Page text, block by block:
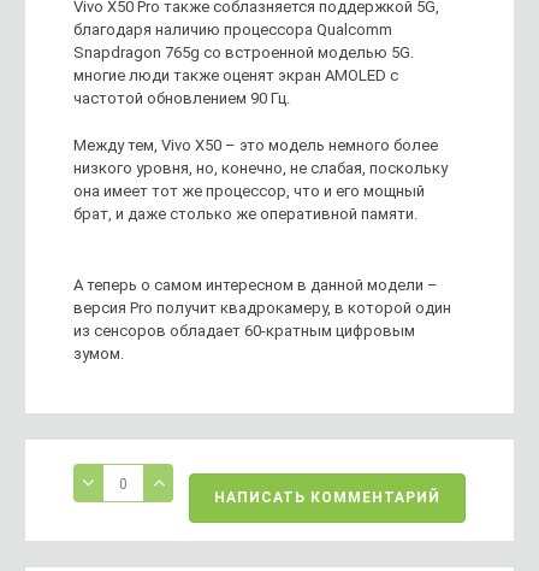
Vivo X50 Pro также соблазняется поддержкой 5G,
благодаря наличию процессора Qualcomm
Snapdragon 765g со встроенной моделью 5G.
многие люди также оценят экран AMOLED с
частотой обновлением 90 Гц.
Между тем, Vivo X50 – это модель немного более
низкого уровня, но, конечно, не слабая, поскольку
она имеет тот же процессор, что и его мощный
брат, и даже столько же оперативной памяти.
А теперь о самом интересном в данной модели –
версия Pro получит квадрокамеру, в которой один
из сенсоров обладает 60-кратным цифровым
зумом.
0
НАПИСАТЬ КОММЕНТАРИЙ